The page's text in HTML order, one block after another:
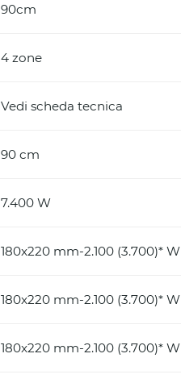
90cm
4 zone
Vedi scheda tecnica
90 cm
7.400 W
180x220 mm-2.100 (3.700)* W
180x220 mm-2.100 (3.700)* W
180x220 mm-2.100 (3.700)* W